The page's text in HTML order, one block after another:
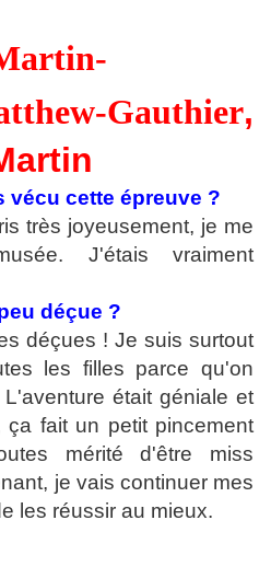
Gauthier,
vécu cette épreuve ?
très joyeusement, je me
J'étais vraiment
déçue ?
déçues ! Je suis surtout
les filles parce qu'on
était géniale et
ça fait un petit pincement
mérité d'être miss
je vais continuer mes
les réussir au mieux.